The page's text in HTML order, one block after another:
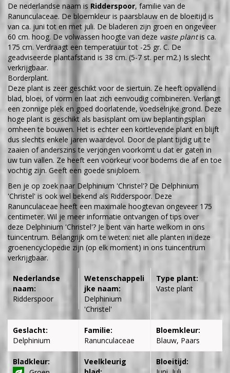
De nederlandse naam is Ridderspoor, familie van de
Ranunculaceae. De bloemkleur is paarsblauw en de bloeitijd is
van ca. juni tot en met juli. De bladeren zijn groen en ongeveer
60 cm. hoog. De volwassen hoogte van deze vaste plantis ca.
175 cm. Verdraagt een temperatuur tot -25 gr. C. De
geadviseerde plantafstand is 38 cm. (5-7 st. per m2.) Is slecht
verkrijgbaar.
Borderplant.
Deze plant is zeer geschikt voor de siertuin. Ze heeft opvallend
blad, bloei, of vorm en laat zich eenvoudig combineren. Verlangt
een zonnige plek en goed doorlatende, voedselrijke grond. Deze
hoge plant is geschikt als basisplant om uw beplantingsplan
omheen te bouwen. Het is echter een kortlevende plant en blijft
dus slechts enkele jaren waardevol. Door de plant tijdig uit te
zaaien of anderszins te verjongen voorkomt u dat er gaten in
uw tuin vallen. Ze heeft een voorkeur voor bodems die af en toe
vochtig zijn. Geeft een goede snijbloem.
Ben je op zoek naar Delphinium 'Christel'? De Delphinium
'Christel' is ook wel bekend als Ridderspoor. Deze
Ranunculaceae heeft een maximale hoogtevan ongeveer 175
centimeter. Wil je meer informatie ontvangen of tips over
deze Delphinium 'Christel'? Je bent van harte welkom in ons
tuincentrum. Belangrijk om te weten: niet alle planten in deze
groenencyclopedie zijn (op elk moment) in ons tuincentrum
verkrijgbaar.
Nederlandse
naam:
Ridderspoor
Wetenschappeli
jke naam:
Delphinium
'Christel'
Type plant:
Vaste plant
Geslacht:
Delphinium
Familie:
Ranunculaceae
Bloemkleur:
Blauw, Paars
Bladkleur:
Veelkleurig
Bloeitijd: